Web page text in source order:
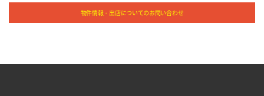
物件情報・出店についてのお問い合わせ